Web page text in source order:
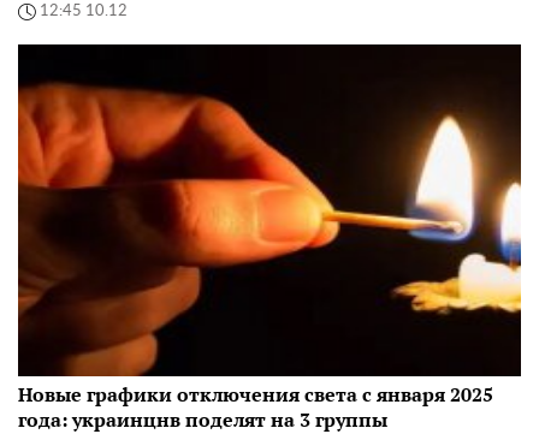
12:45 10.12
Новые графики отключения света с января 2025
года: украинцнв поделят на 3 группы